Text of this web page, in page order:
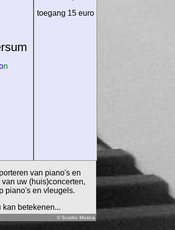
n
toegang 15 euro
van piano's en
uw (huis)concerten,
piano's en vleugels.
betekenen...
© Scarbo Musica